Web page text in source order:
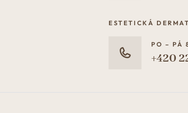
ESTETICKÁ
PO – PÁ
+420